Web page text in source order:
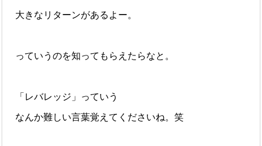
大きなリターンがあるよー。
っていうのを知ってもらえたらなと。
「レバレッジ」っていう
なんか難しい言葉覚えてくださいね。笑